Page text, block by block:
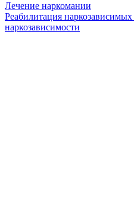
Лечение наркомании
Реабилитация наркозависимых
наркозависимости